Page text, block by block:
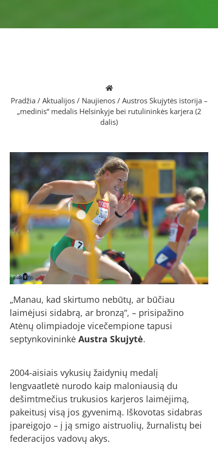
Pradžia / Aktualijos/ Naujienos/ Austros Skujytės istorija –
„medinis“ medalis Helsinkyje bei rutulininkės karjera (2
dalis)
„Manau, kad skirtumo nebūtų, ar būčiau
laimėjusi sidabrą, ar bronzą“, – prisipažino
Atėnų olimpiadoje vicečempione tapusi
septynkovininkė Austra Skujytė.
2004-aisiais vykusių žaidynių medalį
lengvaatletė nurodo kaip maloniausią du
dešimtmečius trukusios karjeros laimėjimą,
pakeitusį visą jos gyvenimą. Iškovotas sidabras
įpareigojo – į ją smigo aistruolių, žurnalistų bei
federacijos vadovų akys.